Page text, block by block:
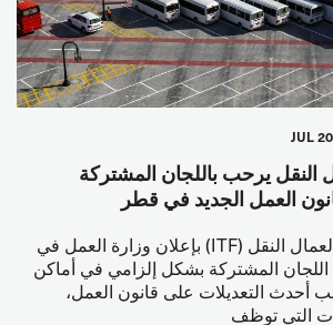
النقل يرحب باللجان المشتركة
العمل الجديد في قطر
يرحب الاتحاد الدولي لعمال النقل (ITF) بإعلان وزارة العمل في
المشتركة بشكل إلزامي في أماكن
أحدث التعديلات على قانون العمل،
التي توظف